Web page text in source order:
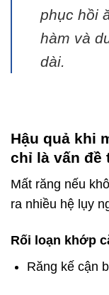
phục hồi
hàm và
dài.
Hậu quả khi
chỉ là vấn đề
Mất răng nếu
ra nhiều hệ lụy
Rối loạn khớp
Răng kế cận